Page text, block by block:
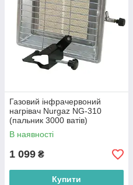
Газовий інфрачервоний
нагрівач Nurgaz NG-310
(пальник 3000 ватів)
В наявності
1 099 ₴
Купити